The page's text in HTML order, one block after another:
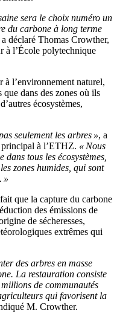
sera le choix numéro un
du carbone à long terme
a déclaré Thomas Crowther,
à l’École polytechnique
à l’environnement naturel,
dans des zones où ils
écosystèmes,
seulement les arbres », a
à l’ETHZ. « Nous
tous les écosystèmes,
zones humides, qui sont
»
que la capture du carbone
des émissions de
de sécheresses,
extrêmes qui
des arbres en masse
La restauration consiste
de communautés
qui favorisent la
M. Crowther.